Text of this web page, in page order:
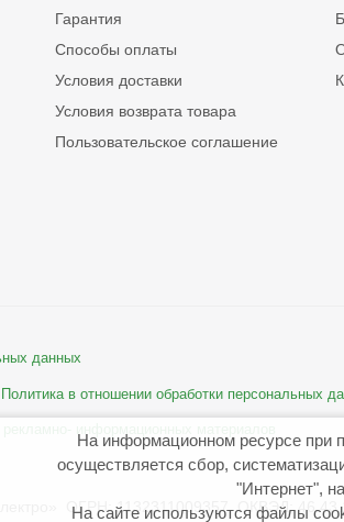
Гарантия
Способы оплаты
Условия доставки
Условия возврата товара
Пользовательское соглашение
данных
Политика в отношении обработки персональных
ОГРН: 1132311009357 ОКВЭД:
На информационном ресурсе при
осуществляется сбор,
"Интернет",
На сайте используются файлы